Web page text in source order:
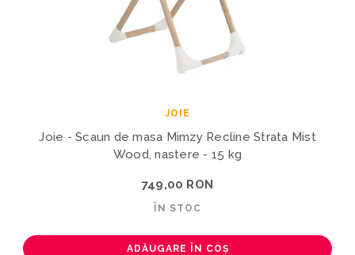
JOIE
Joie - Scaun de masa Mimzy Recline Strata Mist
Wood, nastere - 15 kg
749,00 RON
ÎN STOC
ADĂUGARE ÎN COȘ